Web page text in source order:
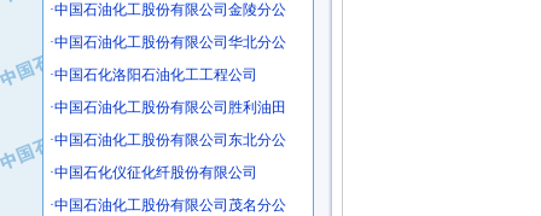
·中船重工中南装备有限责任公司
·南石力天传动件有限公司
·浙江瑞普环境技术有限公司
·华北石油新大禹环保设备有限公司
·河北翼凌机械制造总厂
·萍乡市庞泰化工填料有限公司
·中国石油化工股份有限公司金陵分公
·中国石油化工股份有限公司华北分公
·中国石化洛阳石油化工工程公司
·中国石油化工股份有限公司胜利油田
·中国石油化工股份有限公司东北分公
·中国石化仪征化纤股份有限公司
·中国石油化工股份有限公司茂名分公